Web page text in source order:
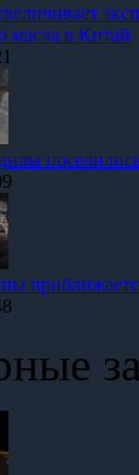
масла в Китай